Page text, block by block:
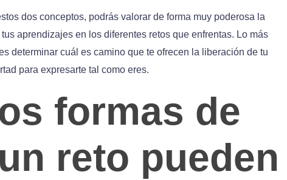
dos conceptos, podrás valorar de forma muy poderosa la
aprendizajes en los diferentes retos que enfrentas. Lo más
determinar cuál es camino que te ofrecen la liberación de tu
para expresarte tal como eres.
formas de
reto pueden